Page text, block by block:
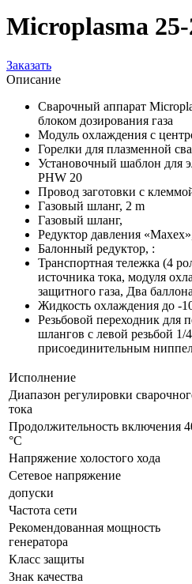
Microplasma
Заказать
Описание
Сварочный аппарат
блоком дозирования газа
Модуль охлаждения с
Горелки для плазменной
Установочный шаблон для
PHW 20
Провод заготовки с
Газовый шланг, 2 m
Газовый шланг,
Редуктор давления
Балонный редуктор, :
Транспортная тележка (4
источника тока, модуля
защитного газа, Два баллона
Жидкость охлаждения до -
Резьбовой переходник для
шлангов с левой резьбой
присоединительным
Исполнение
Диапазон регулировки
тока
Продолжительность включения
°C
Напряжение холостого хода
Сетевое напряжение
допуски
Частота сети
Рекомендованная мощность
генератора
Класс защиты
Знак качества